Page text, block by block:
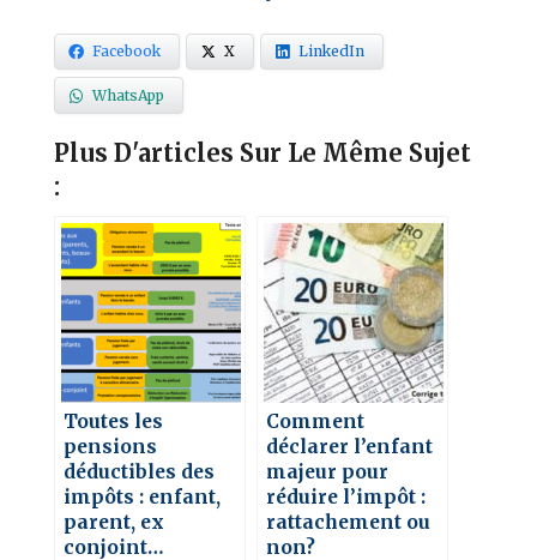
Facebook X LinkedIn
WhatsApp
Plus D'articles Sur Le Même Sujet
:
Toutes les
pensions
déductibles des
impôts : enfant,
parent, ex
conjoint…
Comment
déclarer l’enfant
majeur pour
réduire l’impôt :
rattachement ou
non?